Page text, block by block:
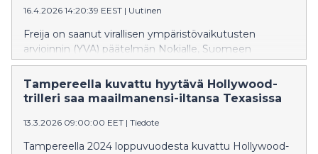
Mitsubishi. Arctial Group kehittää Suomeen useiden
Lukkaroisen nimitys ajoittuu vai
16.4.2026 14:20:39 EEST | Uutinen
Freija on saanut virallisen ympäristövaikutusten
arvioinnin (YVA) päätelmän Nokialle, Suomeen
suunnitellulle e-metaanin tuotannolle. Päätelmä toimii
pohjana lupahakemuksille ja viranomaiskäsittelylle.
Tampereella kuvattu hyytävä Hollywood-
trilleri saa maailmanensi-iltansa Texasissa
13.3.2026 09:00:00 EET | Tiedote
Tampereella 2024 loppuvuodesta kuvattu Hollywood-